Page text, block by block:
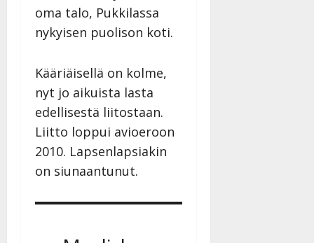
oma talo, Pukkilassa
nykyisen puolison koti.
Kääriäisellä on kolme,
nyt jo aikuista lasta
edellisestä liitostaan.
Liitto loppui avioeroon
2010. Lapsenlapsiakin
on siunaantunut.